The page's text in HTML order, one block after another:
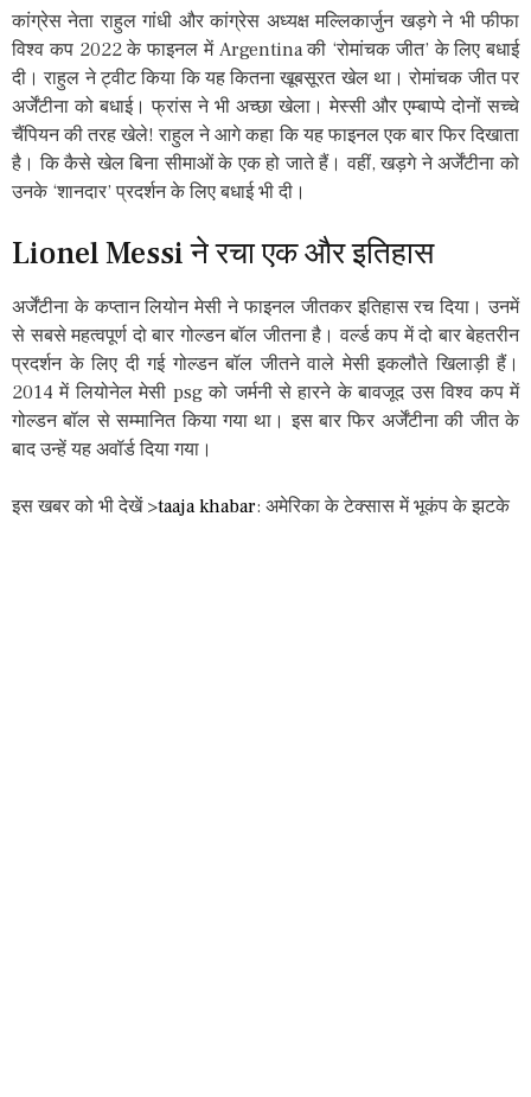
कांग्रेस नेता राहुल गांधी और कांग्रेस अध्यक्ष मल्लिकार्जुन खड़गे ने भी फीफा
विश्व कप 2022 के फाइनल में Argentina की ‘रोमांचक जीत’ के लिए बधाई
दी। राहुल ने ट्वीट किया कि यह कितना खूबसूरत खेल था। रोमांचक जीत पर
अर्जेंटीना को बधाई। फ्रांस ने भी अच्छा खेला। मेस्सी और एम्बाप्पे दोनों सच्चे
चैंपियन की तरह खेले! राहुल ने आगे कहा कि यह फाइनल एक बार फिर दिखाता
है। कि कैसे खेल बिना सीमाओं के एक हो जाते हैं। वहीं, खड़गे ने अर्जेंटीना को
उनके ‘शानदार’ प्रदर्शन के लिए बधाई भी दी।
Lionel Messi ने रचा एक और इतिहास
अर्जेंटीना के कप्तान लियोन मेसी ने फाइनल जीतकर इतिहास रच दिया। उनमें
से सबसे महत्वपूर्ण दो बार गोल्डन बॉल जीतना है। वर्ल्ड कप में दो बार बेहतरीन
प्रदर्शन के लिए दी गई गोल्डन बॉल जीतने वाले मेसी इकलौते खिलाड़ी हैं।
2014 में लियोनेल मेसी psg को जर्मनी से हारने के बावजूद उस विश्व कप में
गोल्डन बॉल से सम्मानित किया गया था। इस बार फिर अर्जेंटीना की जीत के
बाद उन्हें यह अवॉर्ड दिया गया।
इस खबर को भी देखें >taaja khabar: अमेरिका के टेक्सास में भूकंप के झटके